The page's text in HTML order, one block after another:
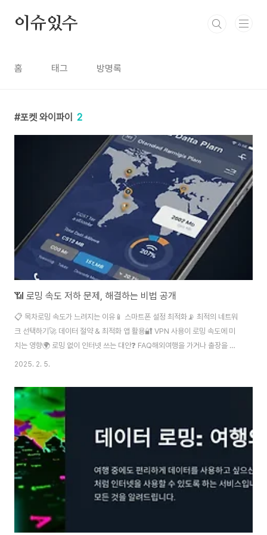
이슈있수
홈 태그 방명록
포켓 와이파이 2
📶 로밍 속도 저하 문제, 해결하는 비법 공개
📋 목차로밍 속도가 느려지는 이유📱 스마트폰 설정 최적화📡 최적의 네트워
크 선택하기🚀 데이터 절약 & 최적화 앱 활용🔐 VPN 사용이 로밍 속도에 미
치는 영향🌍 로밍 없이 인터넷 쓰는 대안❓ FAQ해외여행을 가거나 출장을 갈
때, 로밍을 사용하면 어디서든 인터넷을 쓸 수 있어서 편리해요. 하지만 문제는
때가 많죠. 그렇다면 도대체 왜 로밍 속도가 느려지는 걸까요? 로밍 속도 저하
는 여러 가지 이유에서 발생해요. 네트워크 혼잡, 현지 통신사와의 계약 문제,
심지어 스마트폰 설정까지 영향을 줄 수 있어요. 다행히 몇 가지 간단한 설정과
팁을 활용하면 로밍 속도를 빠르게 만들 수 있답니다. 지금부터 그 해결법을 공
개할게..
2025. 2. 5.